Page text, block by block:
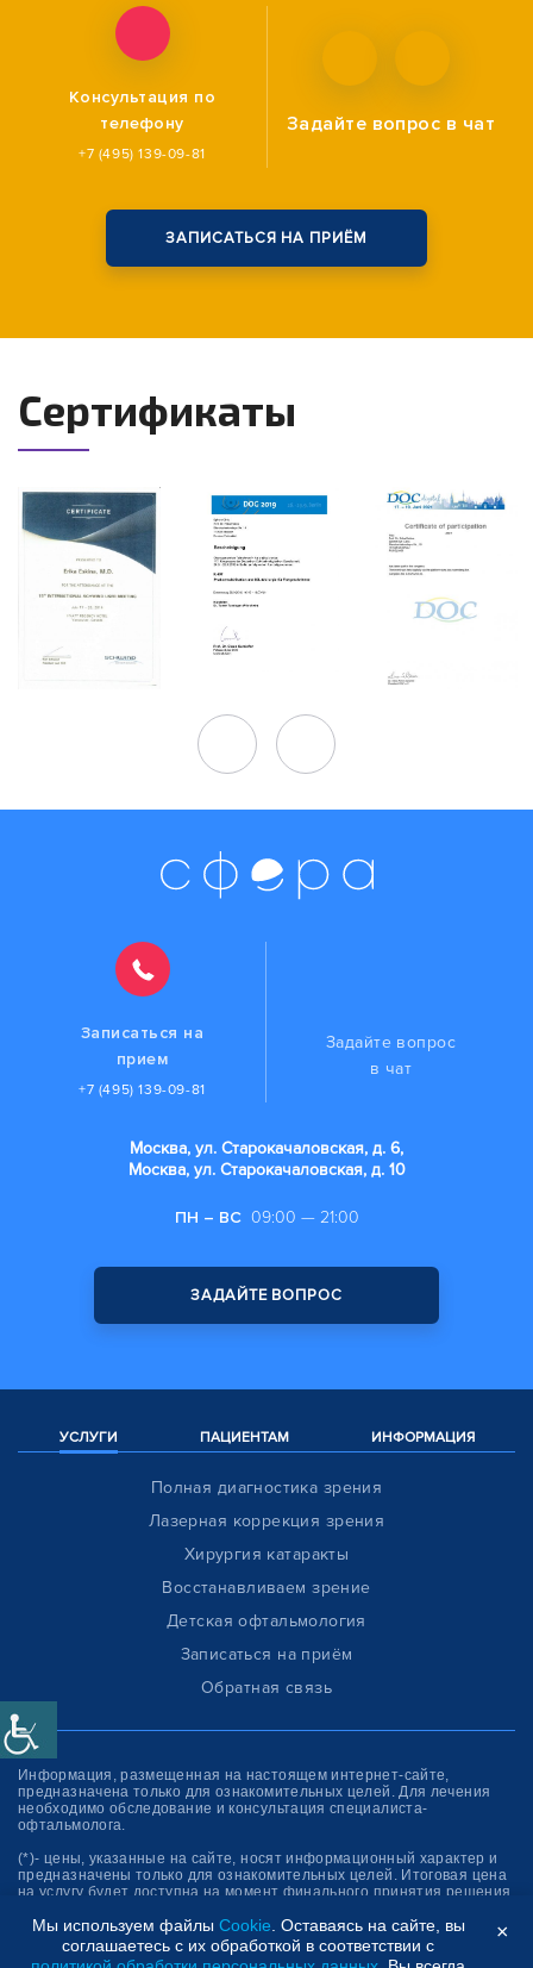
Консультация по
телефону
+7 (495) 139-09-81
Задайте вопрос в чат
ЗАПИСАТЬСЯ НА ПРИЁМ
Сертификаты
Записаться на
прием
+7 (495) 139-09-81
Задайте вопрос
в чат
Москва, ул. Старокачаловская, д. 6,
Москва, ул. Старокачаловская, д. 10
ПН – ВС 09:00 — 21:00
ЗАДАЙТЕ ВОПРОС
УСЛУГИ ПАЦИЕНТАМ ИНФОРМАЦИЯ
Полная диагностика зрения
Лазерная коррекция зрения
Хирургия катаракты
Восстанавливаем зрение
Детская офтальмология
Записаться на приём
Обратная связь
Клиника “СФЕРА”
Информация, размещенная на настоящем интернет-сайте,
предназначена только для ознакомитель­ных целей. Для лечения
необходимо обследование и консультация специалиста-
офтальмолога.
(*)- цены, указанные на сайте, носят информационный характер и
предназначены только для ознакомительных целей. Итоговая цена
на услугу будет доступна на момент финального принятия решения
Мы используем файлы Cookie . Оставаясь на сайте, вы
соглашаетесь с их обработкой в соответствии с
×